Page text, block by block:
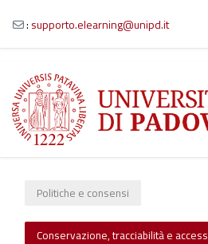
Vai al contenuto principale
: supporto.elearning@unipd.it
Politiche e consensi
Conservazione, tracciabilità e